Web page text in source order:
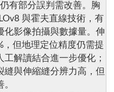
有部分誤判需改善。胸
與霍夫直線技術，有
化影像拍攝與數據量。伸
但地理定位精度仍需提
解讀結合進一步優化；
縫與伸縮縫分辨力高，但